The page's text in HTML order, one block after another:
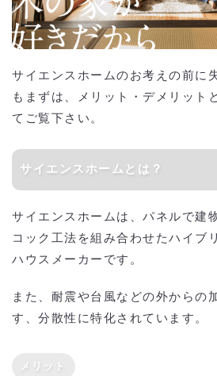
サイエンスホームのお考えの前に
もまずは、メリット・デメリット
てご覧下さい。
サイエンスホームとは？
サイエンスホームは、パネルで建
コック工法を組み合わせたハイブ
ハウスメーカーです。
また、耐震や台風などの外からの
す、分散性に特化されています。
メリット